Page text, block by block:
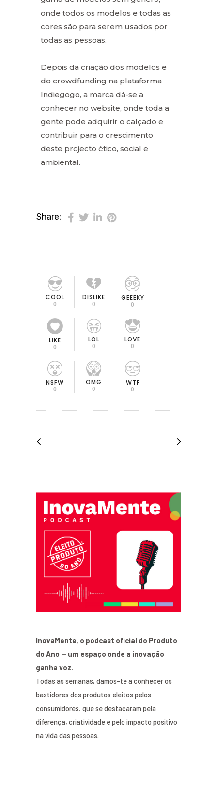
onde todos os modelos e todas as
cores são para serem usados por
todas as pessoas.
Depois da criação dos modelos e
do crowdfunding na plataforma
Indiegogo, a marca dá-se a
conhecer no website, onde toda a
gente pode adquirir o calçado e
contribuir para o crescimento
deste projecto ético, social e
ambiental.
Share:
COOL
0
DISLIKE
0
GEEEKY
0
LIKE
0
LOL
0
LOVE
0
NSFW
0
OMG
0
WTF
0
InovaMente, o podcast oficial do Produto
do Ano — um espaço onde a inovação
ganha voz.
Todas as semanas, damos-te a conhecer os
bastidores dos produtos eleitos pelos
consumidores, que se destacaram pela
diferença, criatividade e pelo impacto positivo
na vida das pessoas.